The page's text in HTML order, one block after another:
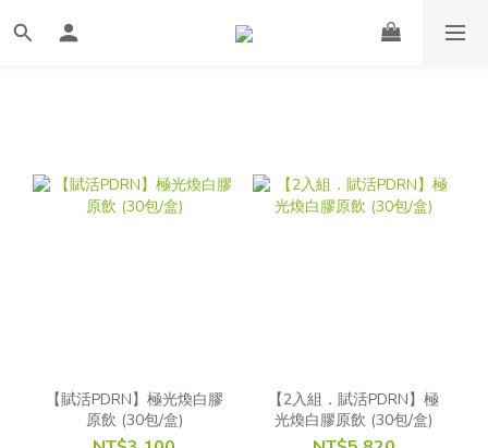
【賦活PDRN】極光煥白膠
原飲 (30包/盒)
【2入組．賦活PDRN】極
光煥白膠原飲 (30包/盒)